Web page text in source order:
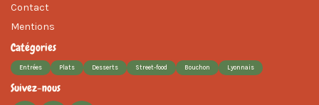
Contact
Mentions
Catégories
Entrées Plats Desserts Street-food Bouchon Lyonnais
Suivez-nous